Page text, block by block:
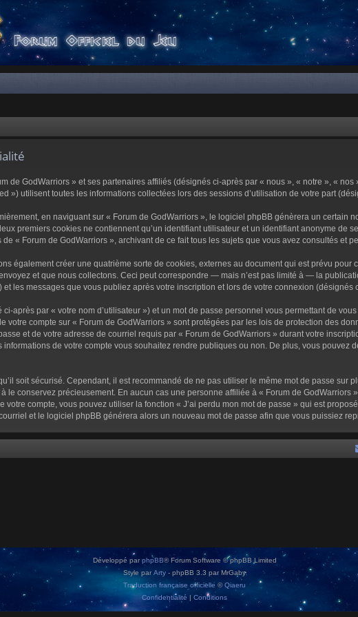
de GodWarriors » et ses partenaires affiliés (désignés ci-après par « nous », « notre », «
») utilisent toutes les informations collectées lors des sessions d’utilisation de votre part
en naviguant sur « Forum de GodWarriors », le logiciel phpBB génèrera un certain
premiers cookies ne contiennent qu’un identifiant utilisateur et un identifiant anonyme de
« Forum de GodWarriors », archivant de ce fait tous les sujets que vous avez consultés et
également créer une quatrième sorte de cookies, externes au document qui est prévu
et que nous collectons. Ceci peut correspondre — mais n’est pas limité à — la
les messages que vous publiez après votre inscription et lors de votre connexion (désignés
après par « votre nom d’utilisateur ») et un mot de passe personnel vous permettant de
compte sur « Forum de GodWarriors » sont protégées par les lois de protection des
et de votre adresse de courriel requis par « Forum de GodWarriors » durant votre
de votre compte vous souhaitez rendre publiques ou non. De plus, vous pouvez
soit sécurisé. Cependant, il est recommandé de ne pas utiliser le même mot de passe sur
le conservez précieusement. En aucun cas une personne affiliée à « Forum de
compte, vous pouvez utiliser la fonction « J’ai perdu mon mot de passe » qui est
et le logiciel phpBB générera alors un nouveau mot de passe afin que vous puissiez
Développé parphpBB® Forum Software © phpBB Limited
Style par Arty - phpBB 3.3 par MrGaby
Traduction française officielle ©Qiaeru
Confidentialité | Conditions